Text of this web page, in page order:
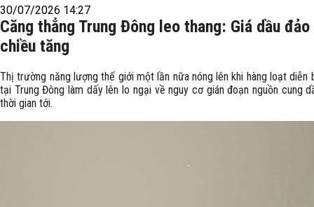
30/07/2026 14:27
Căng thẳng Trung Đông leo thang: Giá dầu đảo
chiều tăng
Thị trường năng lượng thế giới một lần nữa nóng lên khi hàng loạt diễn
tại Trung Đông làm dấy lên lo ngại về nguy cơ gián đoạn nguồn cung
thời gian tới.